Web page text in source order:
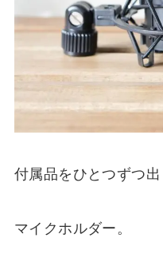
付属品をひとつずつ出
マイクホルダー。